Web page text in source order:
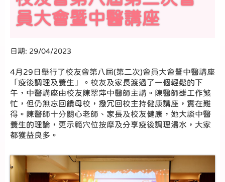
員大會暨中醫講座
日期: 29/04/2023
4月29日舉行了校友會第八屆(第二次)會員大會暨中醫講座
「疫後調理及養生」。校友及家長渡過了一個輕鬆的下
午，中醫講座由校友陳翠萍中醫師主講。陳醫師雖工作繁
忙，但仍無忘回饋母校，撥冗回校主持健康講座，實在難
得。陳醫師十分關心老師、家長及校友健康，她大談中醫
養生的理論，更示範穴位按摩及分享疫後調理湯水，大家
都獲益良多。